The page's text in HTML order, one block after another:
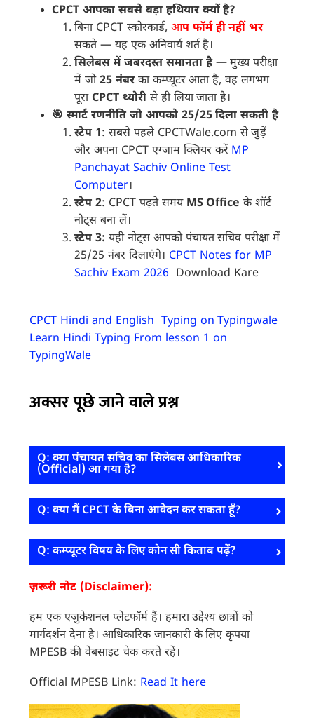
CPCT आपका सबसे बड़ा हथियार क्यों है?
बिना CPCT स्कोरकार्ड, आपफॉर्म ही नहीं भर
सकते — यह एक अनिवार्य शर्त है।
सिलेबस में जबरदस्त समानता है— मुख्य परीक्षा
में जो25 नंबरका कम्प्यूटर आता है, वह लगभग
पूरा CPCT थ्योरी से ही लिया जाता है।
🎯 स्मार्ट रणनीति जो आपको 25/25 दिला सकती है
स्टेप 1: सबसे पहले CPCTWale.com से जुड़ें
और अपना CPCT एग्जाम क्लियर करें MP
Panchayat Sachiv Online Test
Computer।
स्टेप 2: CPCT पढ़ते समय MS Office के शॉर्ट
नोट्स बना लें।
स्टेप 3: यही नोट्स आपको पंचायत सचिव परीक्षा में
25/25 नंबर दिलाएंगे। CPCT Notes for MP
Sachiv Exam 2026 Download Kare
CPCT Hindi and English Typing on Typingwale
Learn Hindi Typing From lesson 1 on
TypingWale
अक्सर पूछे जाने वाले प्रश्न
Q: क्या पंचायत सचिव का सिलेबस आधिकारिक
(Official) आ गया है?
Q: क्या मैं CPCT के बिना आवेदन कर सकता हूँ?
Q: कम्प्यूटर विषय के लिए कौन सी किताब पढ़ें?
ज़रूरी नोट (Disclaimer):
हम एक एजुकेशनल प्लेटफॉर्म हैं। हमारा उद्देश्य छात्रों को
मार्गदर्शन देना है। आधिकारिक जानकारी के लिए कृपया
MPESB की वेबसाइट चेक करते रहें।
Official MPESB Link: Read It here